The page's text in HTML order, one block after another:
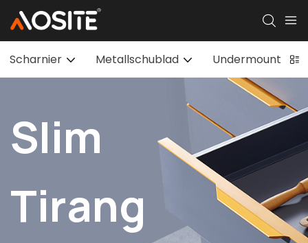
Scharnier Metallschublad Undermount
Slim
Tirang